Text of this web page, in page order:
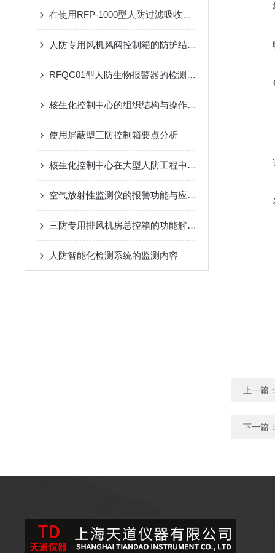
在使用RFP-1000型人防过滤吸收器时需要遵循的安全操作规程
人防专用风机风阀控制箱的防护结构：防潮、防霉与抗冲击设计
RFQC01型人防生物报警器的检测精度与环境适应性分析
核生化控制中心的组织结构与操作流程说明
使用屏蔽型三防控制箱要点分析
核生化控制中心在大型人防工程中空气质量监测传感器的集成
空气放射性监测仪的报警功能与应急响应措施说明
三防专用排风机房总控箱的功能解析：高效排风与压差精准控制
人防智能化检测系统的监测内容
上一篇
下一篇